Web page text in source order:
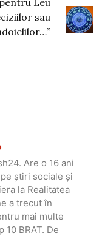
sau
Are o 16 ani
știri sociale și
la Realitatea
a trecut în
mai multe
BRAT. De